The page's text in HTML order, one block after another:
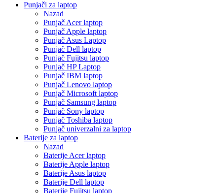
Punjači za laptop
Nazad
Punjač Acer laptop
Punjač Apple laptop
Punjač Asus Laptop
Punjač Dell laptop
Punjač Fujitsu laptop
Punjač HP Laptop
Punjač IBM laptop
Punjač Lenovo laptop
Punjač Microsoft laptop
Punjač Samsung laptop
Punjač Sony laptop
Punjač Toshiba laptop
Punjač univerzalni za laptop
Baterije za laptop
Nazad
Baterije Acer laptop
Baterije Apple laptop
Baterije Asus laptop
Baterije Dell laptop
Baterije Fujitsu laptop